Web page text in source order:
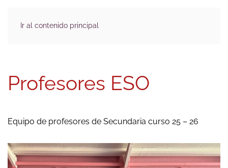
Ir al contenido principal
Profesores ESO
Equipo de profesores de Secundaria curso 25 – 26